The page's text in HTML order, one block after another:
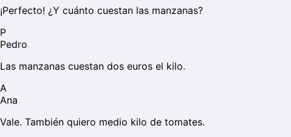
¡Perfecto! ¿Y cuánto cuestan las manzanas?
P
Pedro
Las manzanas cuestan dos euros el kilo.
A
Ana
Vale. También quiero medio kilo de tomates.